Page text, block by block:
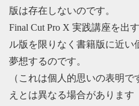
版は存在しないのです。
Final Cut Pro X 実践講座を出
ル版を限りなく書籍版に近い
夢想するのです。
（これは個人的思いの表明
えとは異なる場合があります